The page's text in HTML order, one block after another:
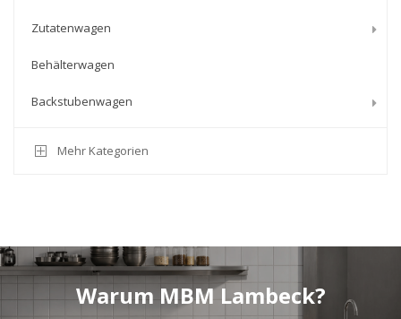
Zutatenwagen
Behälterwagen
Backstubenwagen
Mehr Kategorien
Warum MBM Lambeck?